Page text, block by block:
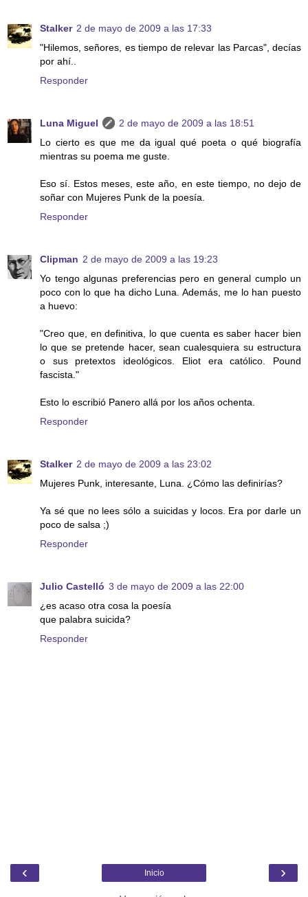
Stalker 2 de mayo de 2009 a las 17:33
"Hilemos, señores, es tiempo de relevar las Parcas", decías
por ahí..
Responder
Luna Miguel
2 de mayo de 2009 a las 18:51
Lo cierto es que me da igual qué poeta o qué biografía
mientras su poema me guste.
Eso sí. Estos meses, este año, en este tiempo, no dejo de
soñar con Mujeres Punk de la poesía.
Responder
Clipman 2 de mayo de 2009 a las 19:23
Yo tengo algunas preferencias pero en general cumplo un
poco con lo que ha dicho Luna. Además, me lo han puesto
a huevo:
"Creo que, en definitiva, lo que cuenta es saber hacer bien
lo que se pretende hacer, sean cualesquiera su estructura
o sus pretextos ideológicos. Eliot era católico. Pound
fascista."
Esto lo escribió Panero allá por los años ochenta.
Responder
Stalker 2 de mayo de 2009 a las 23:02
Mujeres Punk, interesante, Luna. ¿Cómo las definirías?
Ya sé que no lees sólo a suicidas y locos. Era por darle un
poco de salsa ;)
Responder
Julio Castelló 3 de mayo de 2009 a las 22:00
¿es acaso otra cosa la poesía
que palabra suicida?
Responder
‹ ›
Inicio